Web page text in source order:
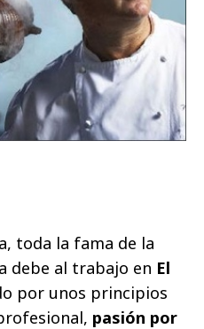
toda la fama de la
debe al trabajo en El
por unos principios
pasión por